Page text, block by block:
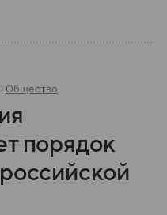
Общество
порядок